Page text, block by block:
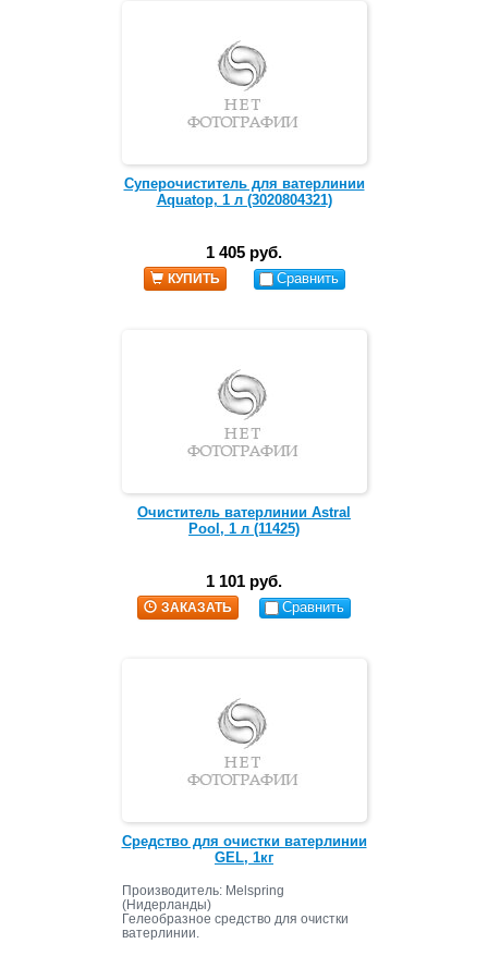
Суперочиститель для ватерлинии
Aquatop, 1 л (3020804321)
1 405 руб.
КУПИТЬ Сравнить
Очиститель ватерлинии Astral
Pool, 1 л (11425)
1 101 руб.
ЗАКАЗАТЬ Сравнить
Средство для очистки ватерлинии
GEL, 1кг
Производитель: Melspring
(Нидерланды)
Гелеобразное средство для очистки
ватерлинии.